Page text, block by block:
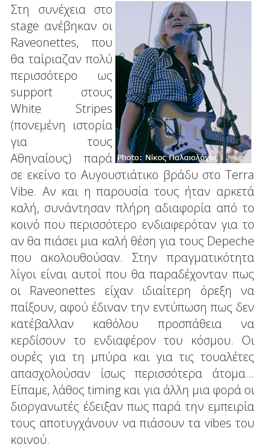
Στη συνέχεια στο
stage ανέβηκαν οι
Raveonettes, που
θα ταίριαζαν πολύ
περισσότερο ως
support στους
White Stripes
(πονεμένη ιστορία
για τους
Αθηναίους) παρά
σε εκείνο το Αυγουστιάτικο βράδυ στο Terra
Vibe. Αν και η παρουσία τους ήταν αρκετά
καλή, συνάντησαν πλήρη αδιαφορία από το
κοινό που περισσότερο ενδιαφερόταν για το
αν θα πιάσει μια καλή θέση για τους Depeche
που ακολουθούσαν. Στην πραγματικότητα
λίγοι είναι αυτοί που θα παραδέχονταν πως
οι Raveonettes είχαν ιδιαίτερη όρεξη να
παίξουν, αφού έδιναν την εντύπωση πως δεν
κατέβαλλαν καθόλου προσπάθεια να
κερδίσουν το ενδιαφέρον του κόσμου. Οι
ουρές για τη μπύρα και για τις τουαλέτες
απασχολούσαν ίσως περισσότερα άτομα...
Είπαμε, λάθος timing και για άλλη μια φορά οι
διοργανωτές έδειξαν πως παρά την εμπειρία
τους αποτυγχάνουν να πιάσουν τα vibes του
κοινού.